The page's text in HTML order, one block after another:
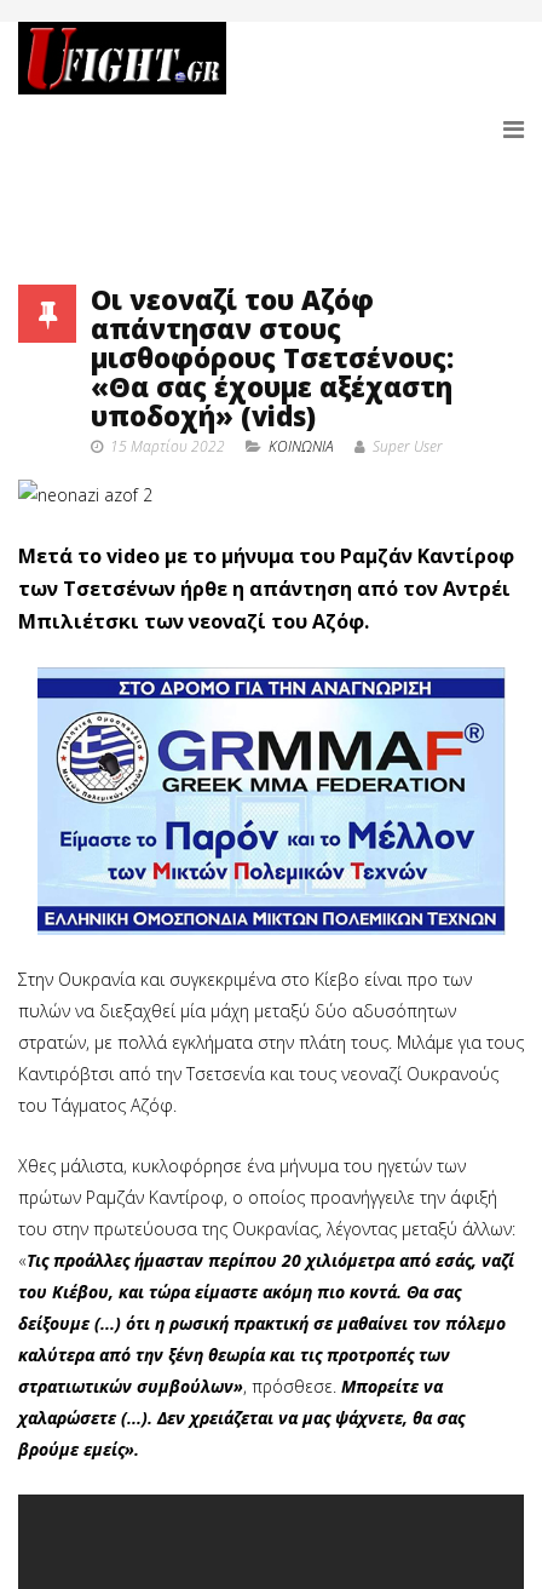
Οι νεοναζί του Αζόφ
απάντησαν στους
μισθοφόρους Τσετσένους:
«Θα σας έχουμε αξέχαστη
υποδοχή» (vids)
15 Μαρτίου 2022 ΚΟΙΝΩΝΙΑ Super User
Μετά το video με το μήνυμα του Ραμζάν Καντίροφ
των Τσετσένων ήρθε η απάντηση από τον Αντρέι
Μπιλιέτσκι των νεοναζί του Αζόφ.
Στην Ουκρανία και συγκεκριμένα στο Κίεβο είναι προ των
πυλών να διεξαχθεί μία μάχη μεταξύ δύο αδυσόπητων
στρατών, με πολλά εγκλήματα στην πλάτη τους. Μιλάμε για τους
Καντιρόβτσι από την Τσετσενία και τους νεοναζί Ουκρανούς
του Τάγματος Αζόφ.
Χθες μάλιστα, κυκλοφόρησε ένα μήνυμα του ηγετών των
πρώτων Ραμζάν Καντίροφ, ο οποίος προανήγγειλε την άφιξή
του στην πρωτεύουσα της Ουκρανίας, λέγοντας μεταξύ άλλων:
«Τις προάλλες ήμασταν περίπου 20 χιλιόμετρα από εσάς, ναζί
του Κιέβου, και τώρα είμαστε ακόμη πιο κοντά. Θα σας
δείξουμε (...) ότι η ρωσική πρακτική σε μαθαίνει τον πόλεμο
καλύτερα από την ξένη θεωρία και τις προτροπές των
στρατιωτικών συμβούλων», πρόσθεσε. Μπορείτε να
χαλαρώσετε (...). Δεν χρειάζεται να μας ψάχνετε, θα σας
βρούμε εμείς».